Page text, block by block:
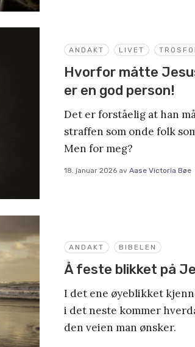
ANDAKT LIVET
Hvorfor måtte
er en god person!
Det er forståelig at han
straffen som onde folk
Men for meg?
18. januar 2026 av Aase Victoria Bøe
ANDAKT BIBELEN
Å feste blikket på
I det ene øyeblikket
i det neste kommer
den veien man ønsker.